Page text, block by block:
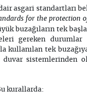
asgari standartları
for the protection
buzağıların tek
gereken durumlar
kullanılan tek
sistemlerinden
kurallarda: